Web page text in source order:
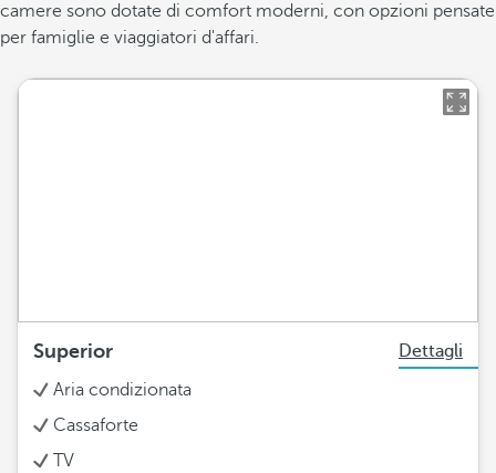
camere sono dotate di comfort moderni, con opzioni pensate
per famiglie e viaggiatori d'affari.
Superior
Dettagli
Aria condizionata
Cassaforte
TV